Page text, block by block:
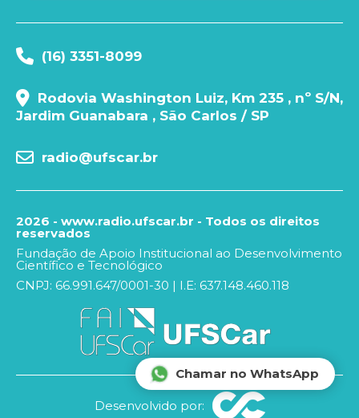
Chamar no WhatsApp
(16) 3351-8099
Rodovia Washington Luiz, Km 235 , nº S/N,
Jardim Guanabara , São Carlos / SP
radio@ufscar.br
2026 - www.radio.ufscar.br - Todos os direitos
reservados
Fundação de Apoio Institucional ao Desenvolvimento
Científico e Tecnológico
CNPJ: 66.991.647/0001-30 | I.E: 637.148.460.118
Desenvolvido por: